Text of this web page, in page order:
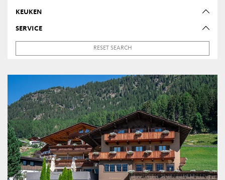
KEUKEN
SERVICE
RESET SEARCH